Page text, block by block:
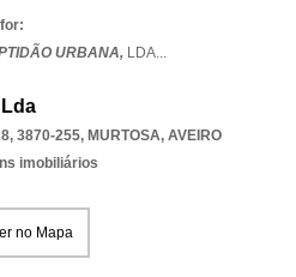
URBANA, LDA...
3870-255, MURTOSA, AVEIRO
imobiliários
no Mapa